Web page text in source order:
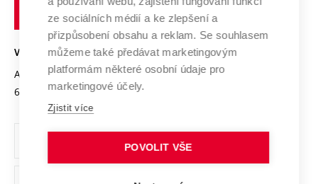
Open Science
Projekty
Projekty ze strukturálních fondů
Specifický výzkum
Mezinárodní dohody
Univerzitní sítě
Podnikavá univerzita / ContriBUTe
Bezpečná univerzita
Vyznamenání
Organizační struktura
Ochrana osobních údajů
technické
Brně
VYSOKÉ UČENÍ TECHNICKÉ V BRNĚ
Antonínská 548/1
602 00 Brno
www.vut.cz
vut@vutbr.cz
ze sociálních médií a ke zlepšení a
přizpůsobení obsahu a reklam. Se souhlasem
můžeme také předávat marketingovým
platformám některé osobní údaje pro
marketingové účely.
Zjistit více
POVOLIT VŠE